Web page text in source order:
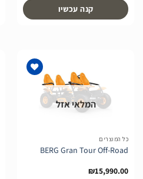
קנה עכשיו
המלאי אזל
כל המוצרים
BERG Gran Tour Off-Road
₪15,990.00